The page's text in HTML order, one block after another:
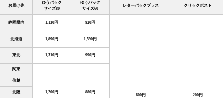
お届け先
ゆうパック
サイズ80
ゆうパック
サイズ60
レターパックプラス クリックポスト
静岡県内 1,130円 820円
600円 200円
北海道 1,890円 1,590円
東北 1,310円 990円
関東
1,200円 880円
信越
北陸